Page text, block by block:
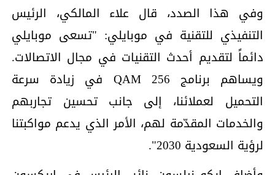
وفي هذا الصدد، قال علاء المالكي، الرئيس
التنفيذي للتقنية في موبايلي: "تسعى موبايلي
دائماً لتقديم أحدث التقنيات في مجال الاتصالات.
ويساهم برنامج 256 QAM في زيادة سرعة
التحميل لعملائنا، إلى جانب تحسين تجاربهم
والخدمات المقدّمة لهم، الأمر الذي يدعم مواكبتنا
لرؤية السعودية 2030".